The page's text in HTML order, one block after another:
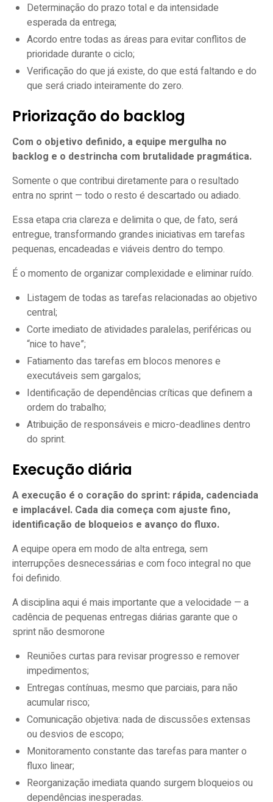
Determinação do prazo total e da intensidade
esperada da entrega;
Acordo entre todas as áreas para evitar conflitos de
prioridade durante o ciclo;
Verificação do que já existe, do que está faltando e do
que será criado inteiramente do zero.
Priorização do backlog
Com o objetivo definido, a equipe mergulha no
backlog e o destrincha com brutalidade pragmática.
Somente o que contribui diretamente para o resultado
entra no sprint — todo o resto é descartado ou adiado.
Essa etapa cria clareza e delimita o que, de fato, será
entregue, transformando grandes iniciativas em tarefas
pequenas, encadeadas e viáveis dentro do tempo.
É o momento de organizar complexidade e eliminar ruído.
Listagem de todas as tarefas relacionadas ao objetivo
central;
Corte imediato de atividades paralelas, periféricas ou
“nice to have”;
Fatiamento das tarefas em blocos menores e
executáveis sem gargalos;
Identificação de dependências críticas que definem a
ordem do trabalho;
Atribuição de responsáveis e micro-deadlines dentro
do sprint.
Execução diária
A execução é o coração do sprint: rápida, cadenciada
e implacável. Cada dia começa com ajuste fino,
identificação de bloqueios e avanço do fluxo.
A equipe opera em modo de alta entrega, sem
interrupções desnecessárias e com foco integral no que
foi definido.
A disciplina aqui é mais importante que a velocidade — a
cadência de pequenas entregas diárias garante que o
sprint não desmorone
Reuniões curtas para revisar progresso e remover
impedimentos;
Entregas contínuas, mesmo que parciais, para não
acumular risco;
Comunicação objetiva: nada de discussões extensas
ou desvios de escopo;
Monitoramento constante das tarefas para manter o
fluxo linear;
Reorganização imediata quando surgem bloqueios ou
dependências inesperadas.